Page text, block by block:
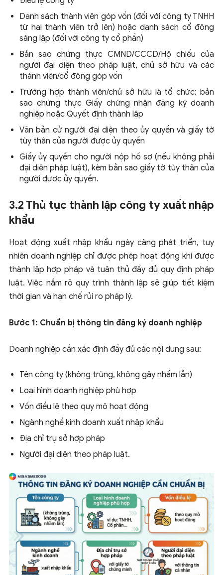
Danh sách thành viên góp vốn (đối với công ty TNHH
từ hai thành viên trở lên) hoặc danh sách cổ đông
sáng lập (đối với công ty cổ phần)
Bản sao chứng thực CMND/CCCD/Hộ chiếu của
người đại diện theo pháp luật, chủ sở hữu và các
thành viên/cổ đông góp vốn
Trường hợp thành viên/chủ sở hữu là tổ chức: bản
sao chứng thực Giấy chứng nhận đăng ký doanh
nghiệp hoặc Quyết định thành lập
Văn bản cử người đại diện theo ủy quyền và giấy tờ
tùy thân của người được ủy quyền
Giấy ủy quyền cho người nộp hồ sơ (nếu không phải
đại diện pháp luật), kèm bản sao giấy tờ tùy thân của
người được ủy quyền.
3.2 Thủ tục thành lập công ty xuất nhập
khẩu
Hoạt động xuất nhập khẩu ngày càng phát triển, tuy
nhiên doanh nghiệp chỉ được phép hoạt động khi được
thành lập hợp pháp và tuân thủ đầy đủ quy định pháp
luật. Việc nắm rõ quy trình thành lập sẽ giúp tiết kiệm
thời gian và hạn chế rủi ro pháp lý.
Bước 1: Chuẩn bị thông tin đăng ký doanh nghiệp
Doanh nghiệp cần xác định đầy đủ các nội dung sau:
Tên công ty (không trùng, không gây nhầm lẫn)
Loại hình doanh nghiệp phù hợp
Vốn điều lệ theo quy mô hoạt động
Ngành nghề kinh doanh xuất nhập khẩu
Địa chỉ trụ sở hợp pháp
Người đại diện theo pháp luật.